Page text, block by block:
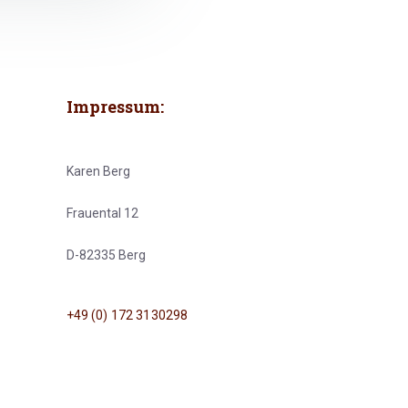
Impressum:
Karen Berg
Frauental 12
D-82335 Berg
+49 (0) 172 3130298